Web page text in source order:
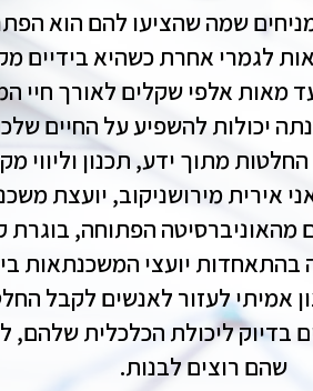
שמה שהציעו להם הוא
לגמרי אחרת כשהיא בידיים
מאות אלפי שקלים לאורך חיי
יכולות להשפיע על החיים
מתוך ידע, תכנון וליווי
אירית מירושניקוב, יועצת
מהאוניברסיטה הפתוחה, בוגרת
בהתאחדות יועצי המשכנתאות
אמיתי לעזור לאנשים לקבל
בדיוק ליכולת הכלכלית שלהם,
שהם רוצים לבנות.